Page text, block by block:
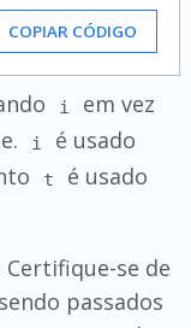
COPIAR CÓDIGO
i
em vez
i
é usado
t
é usado
Certifique-se de
passados